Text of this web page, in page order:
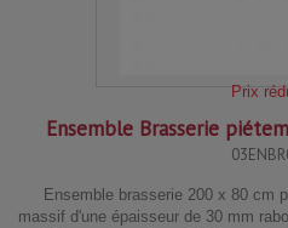
Prix
Ensemble Brasserie
Ensemble brasserie 200 x 80 cm
massif d'une épaisseur de 30 mm